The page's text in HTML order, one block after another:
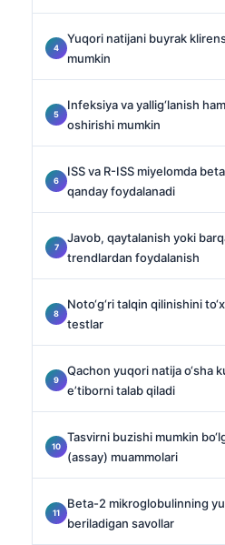
Yuqori natijani buyrak
mumkin
Infeksiya va yallig‘lanish
oshirishi mumkin
ISS va R-ISS miyelomda
qanday foydalanadi
Javob, qaytalanish yoki
trendlardan foydalanish
Noto‘g‘ri talqin qilinishini
testlar
Qachon yuqori natija o‘sha
e’tiborni talab qiladi
Tasvirni buzishi mumkin
(assay) muammolari
Beta-2 mikroglobulinning
beriladigan savollar